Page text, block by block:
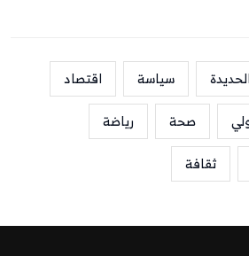
سياسة
اقتصاد
صحة
رياضة
ثقافة